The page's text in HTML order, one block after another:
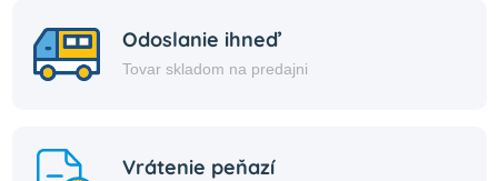
Odoslanie ihneď
Tovar skladom na predajni
Vrátenie peňazí